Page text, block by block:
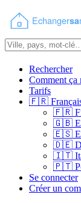
Rechercher
Comment ça
Tarifs
🇫🇷
🇫🇷
🇬🇧
🇪🇸
🇩🇪
🇮🇹
🇵🇹
Se connecter
Créer un